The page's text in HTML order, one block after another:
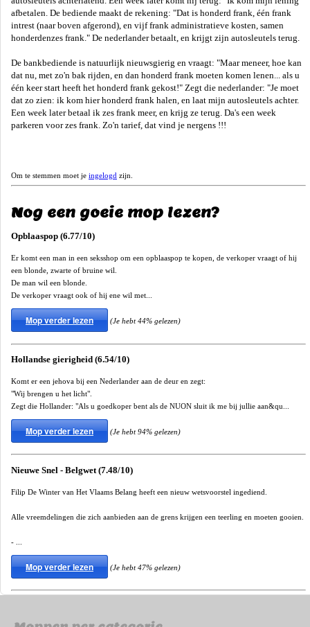
afbetalen. De bediende maakt de rekening: "Dat is honderd frank, één frank
intrest (naar boven afgerond), en vijf frank administratieve kosten, samen
honderdenzes frank." De nederlander betaalt, en krijgt zijn autosleutels terug.
De bankbediende is natuurlijk nieuwsgierig en vraagt: "Maar meneer, hoe kan
dat nu, met zo'n bak rijden, en dan honderd frank moeten komen lenen... als u
één keer start heeft het honderd frank gekost!" Zegt die nederlander: "Je moet
dat zo zien: ik kom hier honderd frank halen, en laat mijn autosleutels achter.
Een week later betaal ik zes frank meer, en krijg ze terug. Da's een week
parkeren voor zes frank. Zo'n tarief, dat vind je nergens !!!
Om te stemmen moet je ingelogd zijn.
Nog een goeie mop lezen?
Opblaaspop (6.77/10)
Er komt een man in een seksshop om een opblaaspop te kopen, de verkoper vraagt of hij
een blonde, zwarte of bruine wil.
De man wil een blonde.
De verkoper vraagt ook of hij ene wil met...
Mop verder lezen (Je hebt 44% gelezen)
Hollandse gierigheid (6.54/10)
Komt er een jehova bij een Nederlander aan de deur en zegt:
"Wij brengen u het licht".
Zegt die Hollander: "Als u goedkoper bent als de NUON sluit ik me bij jullie aan&qu...
Mop verder lezen (Je hebt 94% gelezen)
Nieuwe Snel - Belgwet (7.48/10)
Filip De Winter van Het Vlaams Belang heeft een nieuw wetsvoorstel ingediend.
Alle vreemdelingen die zich aanbieden aan de grens krijgen een teerling en moeten gooien.
- ...
Mop verder lezen (Je hebt 47% gelezen)